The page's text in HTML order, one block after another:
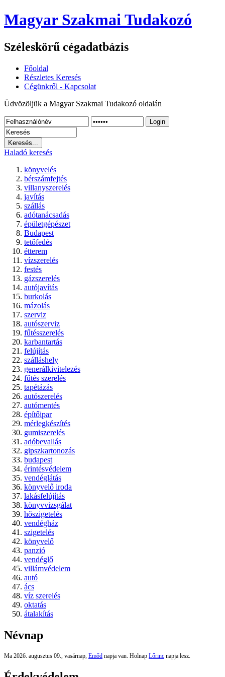
Magyar Szakmai Tudakozó
Széleskörű cégadatbázis
Főoldal
Részletes Keresés
Cégünkről - Kapcsolat
Üdvözöljük a Magyar Szakmai Tudakozó oldalán
Login
Haladó keresés
könyvelés
bérszámfejtés
villanyszerelés
javítás
szállás
adótanácsadás
épületgépészet
Budapest
tetőfedés
étterem
vízszerelés
festés
gázszerelés
autójavítás
burkolás
mázolás
szerviz
autószerviz
fűtésszerelés
karbantartás
felújítás
szálláshely
generálkivitelezés
fűtés szerelés
tapétázás
autószerelés
autómentés
építőipar
mérlegkészítés
gumiszerelés
adóbevallás
gipszkartonozás
budapest
érintésvédelem
vendéglátás
könyvelő iroda
lakásfelújítás
könyvvizsgálat
hőszigetelés
vendégház
szigetelés
könyvelő
panzió
vendéglő
villámvédelem
autó
ács
víz szerelés
oktatás
átalakítás
Névnap
Ma 2026. augusztus 09., vasárnap, Emőd napja van. Holnap Lőrinc napja lesz.